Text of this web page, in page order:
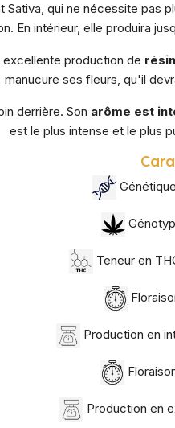
Sativa, qui ne nécessite
En intérieur, elle produira
production de
manucure ses fleurs, qu'il
derrière. Son arôme est
est le plus intense et le plus
Teneur en
Production en
Production en